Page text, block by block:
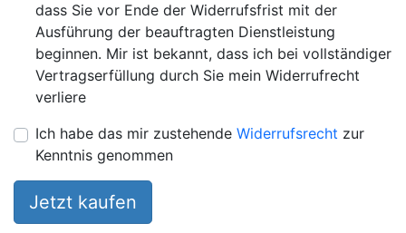
dass Sie vor Ende der Widerrufsfrist mit der
Ausführung der beauftragten Dienstleistung
beginnen. Mir ist bekannt, dass ich bei vollständiger
Vertragserfüllung durch Sie mein Widerrufrecht
verliere
Ich habe das mir zustehende Widerrufsrecht zur
Kenntnis genommen
Jetzt kaufen